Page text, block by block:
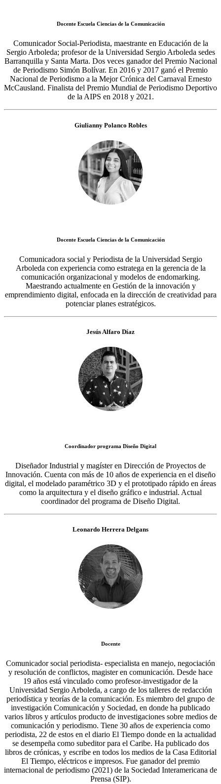
Docente Escuela Ciencias de la Comunicación
Comunicador Social-Periodista, maestrante en Educación de la
Sergio Arboleda; profesor de la Universidad Sergio Arboleda sedes
Barranquilla y Santa Marta. Dos veces ganador del Premio Nacional
de Periodismo Simón Bolívar. En 2016 y 2017 ganó el Premio
Nacional de Periodismo a la Mejor Crónica del Carnaval Ernesto
McCausland. Finalista del Premio Mundial de Periodismo Deportivo
de la AIPS en 2018 y 2021.
Giulianny Polanco Robles
Docente Escuela Ciencias de la Comunicación
Comunicadora social y Periodista de la Universidad Sergio
Arboleda con experiencia como estratega en la gerencia de la
comunicación organizacional y modelos de endomarking.
Maestrando actualmente en Gestión de la innovación y
emprendimiento digital, enfocada en la dirección de creatividad para
potenciar planes estratégicos.
Jesús Alfaro Díaz
Coordinador programa Diseño Digital
Diseñador Industrial y magíster en Dirección de Proyectos de
Innovación. Cuenta con más de 10 años de experiencia en el diseño
digital, el modelado paramétrico 3D y el prototipado rápido en áreas
como la arquitectura y el diseño gráfico e industrial. Actual
coordinador del programa de Diseño Digital.
Leonardo Herrera Delgans
Docente
Comunicador social periodista- especialista en manejo, negociación
y resolución de conflictos, magister en comunicación. Desde hace
19 años está vinculado como profesor-investigador de la
Universidad Sergio Arboleda, a cargo de los talleres de redacción
periodística y teorías de la comunicación. Es miembro del grupo de
investigación Comunicación y Sociedad, en donde ha publicado
varios libros y artículos producto de investigaciones sobre medios de
comunicación y periodismo. Tiene 30 años de experiencia como
periodista, 22 de estos en el diario El Tiempo donde en la actualidad
se desempeña como subeditor para el Caribe. Ha publicado dos
libros de crónicas, y escribe en todos los medios de la Casa Editorial
El Tiempo, eléctricos e impresos. Fue ganador del premio
internacional de periodismo (2021) de la Sociedad Interamericana de
Prensa (SIP).